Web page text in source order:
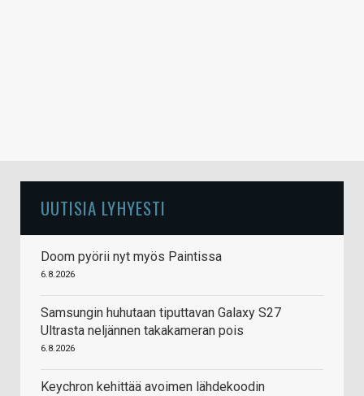
UUTISIA LYHYESTI
Doom pyörii nyt myös Paintissa
6.8.2026
Samsungin huhutaan tiputtavan Galaxy S27
Ultrasta neljännen takakameran pois
6.8.2026
Keychron kehittää avoimen lähdekoodin